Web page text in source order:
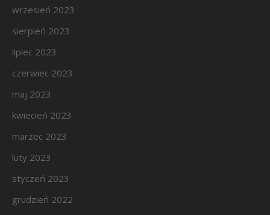
wrzesień 2023
sierpień 2023
lipiec 2023
czerwiec 2023
maj 2023
kwiecień 2023
marzec 2023
luty 2023
styczeń 2023
grudzień 2022